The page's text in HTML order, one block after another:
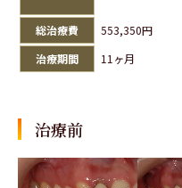
総治療費
553,350円
治療期間
11ヶ月
治療前